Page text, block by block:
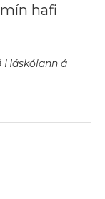
hafi
Háskólann á